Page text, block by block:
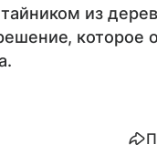
из
которое